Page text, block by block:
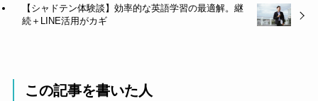
【シャドテン体験談】効率的な英語学習の最適解。継
続＋LINE活用がカギ
この記事を書いた人